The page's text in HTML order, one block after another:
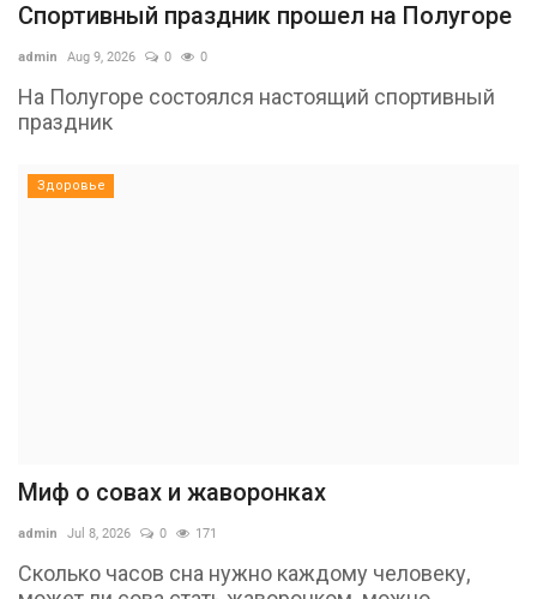
Спортивный праздник прошел на Полугоре
admin Aug 9, 2026 0 0
На Полугоре состоялся настоящий спортивный
праздник
Здоровье
Миф о совах и жаворонках
admin Jul 8, 2026 0 171
Сколько часов сна нужно каждому человеку,